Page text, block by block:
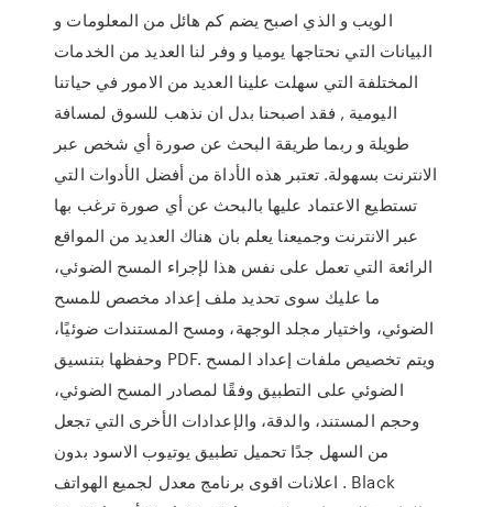
الويب و الذي اصبح يضم كم هائل من المعلومات و
البيانات التي نحتاجها يوميا و وفر لنا العديد من الخدمات
المختلفة التي سهلت علينا العديد من الامور في حياتنا
اليومية , فقد اصبحنا بدل ان نذهب للسوق لمسافة
طويلة و ربما طريقة البحث عن صورة أي شخص عبر
الانترنت بسهولة. تعتبر هذه الأداة من أفضل الأدوات التي
تستطيع الاعتماد عليها بالبحث عن أي صورة ترغب بها
عبر الانترنت وجميعنا يعلم بان هناك العديد من المواقع
الرائعة التي تعمل على نفس هذا لإجراء المسح الضوئي،
ما عليك سوى تحديد ملف إعداد مخصص للمسح
الضوئي، واختيار مجلد الوجهة، ومسح المستندات ضوئيًا،
وحفظها بتنسيق PDF. ويتم تخصيص ملفات إعداد المسح
الضوئي على التطبيق وفقًا لمصادر المسح الضوئي،
وحجم المستند، والدقة، والإعدادات الأخرى التي تجعل
من السهل جدًا تحميل تطبيق يوتيوب الاسود بدون
اعلانات اقوى برنامج معدل لجميع الهواتف . Black